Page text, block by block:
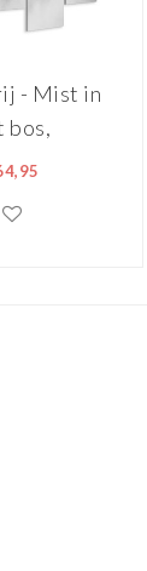
- Mist in
bos,
4 luik,